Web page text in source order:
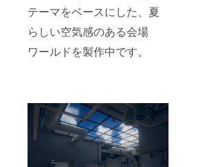
テーマをベースにした、夏
らしい空気感のある会場
ワールドを製作中です。